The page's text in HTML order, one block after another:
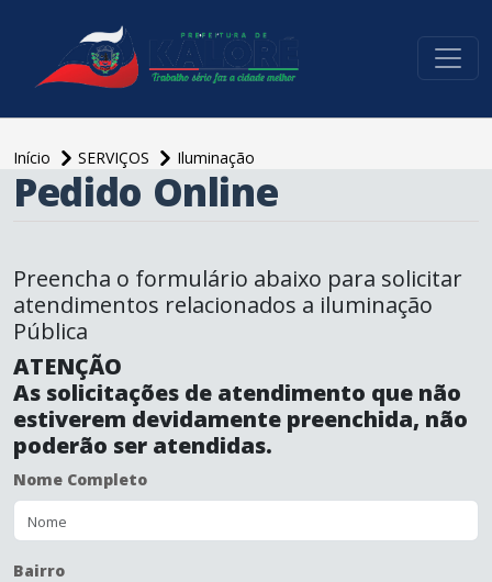
Início SERVIÇOS
Iluminação
conteúdo
principal
Pedido Online
Preencha o formulário abaixo para solicitar
atendimentos relacionados a iluminação
Pública
ATENÇÃO
As solicitações de atendimento que não
estiverem devidamente preenchida, não
poderão ser atendidas.
Nome Completo
Bairro